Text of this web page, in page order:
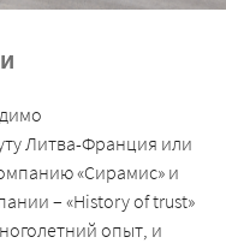
Литва-Франция или
«Сирамис» и
– «History of trust»
опыт, и